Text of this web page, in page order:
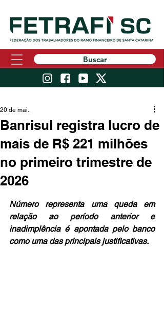
Buscar
Banrisul registra lucro de
mais de R$ 221 milhões
no primeiro trimestre de
2026
20 de mai.
Número representa uma queda em
relação ao período anterior e
inadimplência é apontada pelo banco
como uma das principais justificativas.